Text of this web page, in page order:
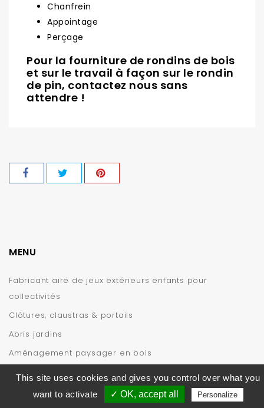
Chanfrein
Appointage
Perçage
Pour la fourniture de rondins de bois
et sur le travail à façon sur le rondin
de pin, contactez nous sans
attendre !
MENU
Fabricant aire de jeux extérieurs enfants pour
collectivités
Clôtures, claustras & portails
Abris jardins
Aménagement paysager en bois
INFORMATIONS
This site uses cookies and gives you control over what you
want to activate
✓ OK, accept all Personalize